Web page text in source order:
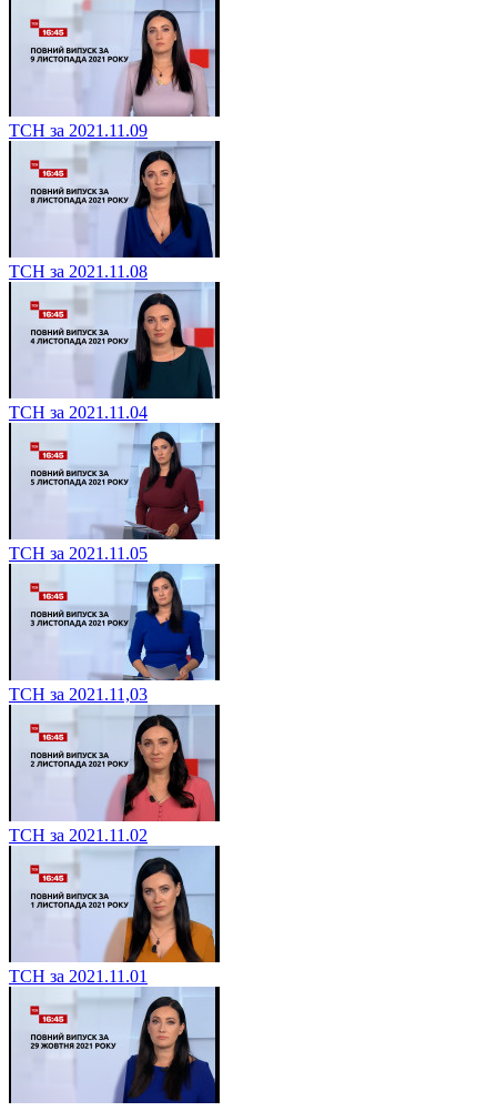
ТСН за 2021.11.09
ТСН за 2021.11.08
ТСН за 2021.11.04
ТСН за 2021.11.05
ТСН за 2021.11,03
ТСН за 2021.11.02
ТСН за 2021.11.01